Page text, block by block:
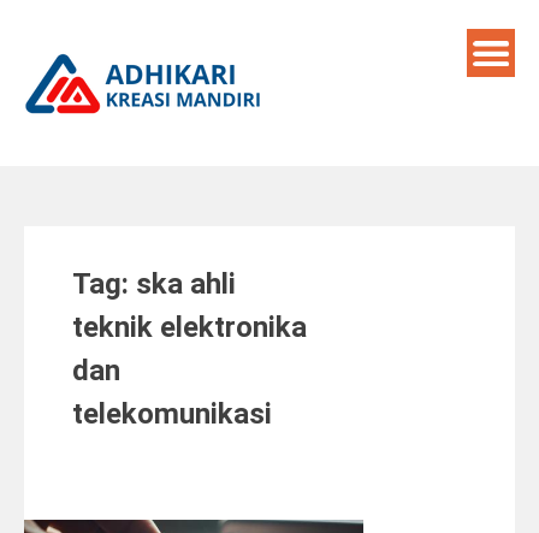
content
Tag: ska ahli
teknik elektronika
dan
telekomunikasi